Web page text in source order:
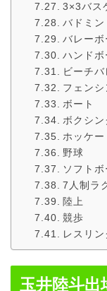
3×3バス
バドミン
バレーボ
ハンドボ
ビーチバ
フェンシ
ボート
ボクシン
ホッケー
野球
ソフトボ
7人制ラ
陸上
競歩
レスリン
玉井陸斗出